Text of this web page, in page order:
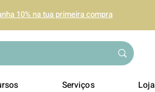
10% na tua primeira compra
Serviços Loja